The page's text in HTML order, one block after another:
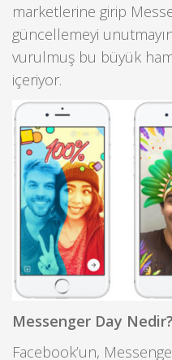
marketlerine girip
güncellemeyi
vurulmuş bu büyük
içeriyor.
Messenger Day Nedir?
Facebook’un,